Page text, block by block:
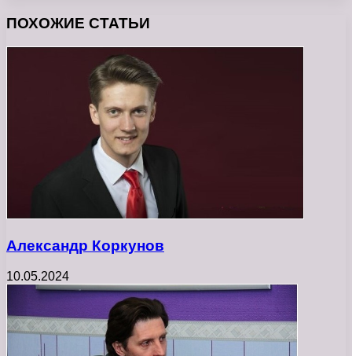
ПОХОЖИЕ СТАТЬИ
Александр Коркунов
10.05.2024